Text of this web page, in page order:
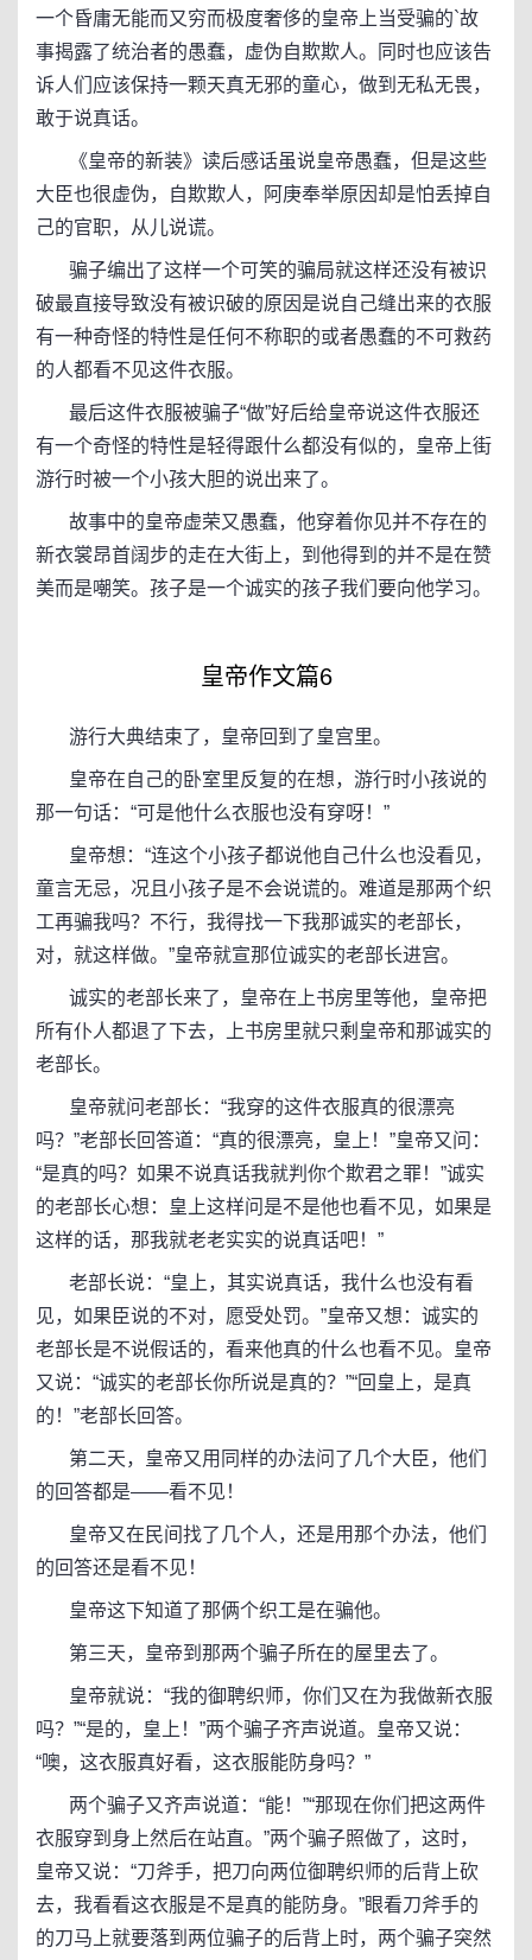
一个昏庸无能而又穷而极度奢侈的皇帝上当受骗的`故
事揭露了统治者的愚蠢，虚伪自欺欺人。同时也应该告
诉人们应该保持一颗天真无邪的童心，做到无私无畏，
敢于说真话。
《皇帝的新装》读后感话虽说皇帝愚蠢，但是这些
大臣也很虚伪，自欺欺人，阿庚奉举原因却是怕丢掉自
己的官职，从儿说谎。
骗子编出了这样一个可笑的骗局就这样还没有被识
破最直接导致没有被识破的原因是说自己缝出来的衣服
有一种奇怪的特性是任何不称职的或者愚蠢的不可救药
的人都看不见这件衣服。
最后这件衣服被骗子“做”好后给皇帝说这件衣服还
有一个奇怪的特性是轻得跟什么都没有似的，皇帝上街
游行时被一个小孩大胆的说出来了。
故事中的皇帝虚荣又愚蠢，他穿着你见并不存在的
新衣裳昂首阔步的走在大街上，到他得到的并不是在赞
美而是嘲笑。孩子是一个诚实的孩子我们要向他学习。
皇帝作文篇6
游行大典结束了，皇帝回到了皇宫里。
皇帝在自己的卧室里反复的在想，游行时小孩说的
那一句话：“可是他什么衣服也没有穿呀！”
皇帝想：“连这个小孩子都说他自己什么也没看见，
童言无忌，况且小孩子是不会说谎的。难道是那两个织
工再骗我吗？不行，我得找一下我那诚实的老部长，
对，就这样做。”皇帝就宣那位诚实的老部长进宫。
诚实的老部长来了，皇帝在上书房里等他，皇帝把
所有仆人都退了下去，上书房里就只剩皇帝和那诚实的
老部长。
皇帝就问老部长：“我穿的这件衣服真的很漂亮
吗？”老部长回答道：“真的很漂亮，皇上！”皇帝又问：
“是真的吗？如果不说真话我就判你个欺君之罪！”诚实
的老部长心想：皇上这样问是不是他也看不见，如果是
这样的话，那我就老老实实的说真话吧！”
老部长说：“皇上，其实说真话，我什么也没有看
见，如果臣说的不对，愿受处罚。”皇帝又想：诚实的
老部长是不说假话的，看来他真的什么也看不见。皇帝
又说：“诚实的老部长你所说是真的？”“回皇上，是真
的！”老部长回答。
第二天，皇帝又用同样的办法问了几个大臣，他们
的回答都是——看不见！
皇帝又在民间找了几个人，还是用那个办法，他们
的回答还是看不见！
皇帝这下知道了那俩个织工是在骗他。
第三天，皇帝到那两个骗子所在的屋里去了。
皇帝就说：“我的御聘织师，你们又在为我做新衣服
吗？”“是的，皇上！”两个骗子齐声说道。皇帝又说：
“噢，这衣服真好看，这衣服能防身吗？”
两个骗子又齐声说道：“能！”“那现在你们把这两件
衣服穿到身上然后在站直。”两个骗子照做了，这时，
皇帝又说：“刀斧手，把刀向两位御聘织师的后背上砍
去，我看看这衣服是不是真的能防身。”眼看刀斧手的
的刀马上就要落到两位骗子的后背上时，两个骗子突然